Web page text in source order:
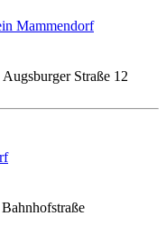
Mammendorf
Straße 12